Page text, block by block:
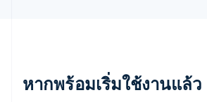
หากพร้อมเริ่มใช้งานแล้ว
ลักเซมเบิร์ก
Français Deutsch English